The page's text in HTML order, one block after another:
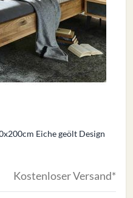
Eiche geölt Design
Kostenloser Versand*